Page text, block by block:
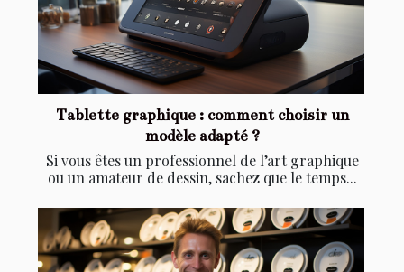
Tablette graphique : comment choisir un
modèle adapté ?
Si vous êtes un professionnel de l’art graphique
ou un amateur de dessin, sachez que le temps...